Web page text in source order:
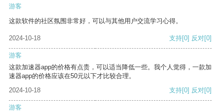
游客
这款软件的社区氛围非常好，可以与其他用户交流学习心得。
2024-10-18 支持[0] 反对[0]
游客
这款加速器app的价格有点贵，可以适当降低一些。我个人觉得，一款加
速器app的价格应该在50元以下才比较合理。
2024-10-18
支持[0] 反对[0]
游客